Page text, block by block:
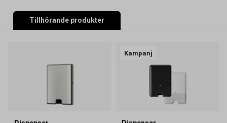
Tillhörande produkter
Kampanj